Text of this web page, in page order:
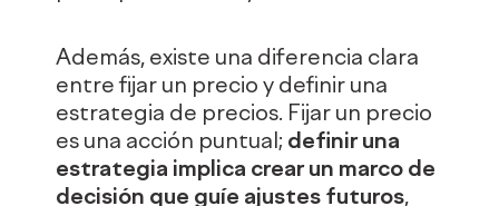
Además, existe una diferencia clara
entre fijar un precio y definir una
estrategia de precios. Fijar un precio
es una acción puntual; definir una
estrategia implica crear un marco de
decisión que guíe ajustes futuros,